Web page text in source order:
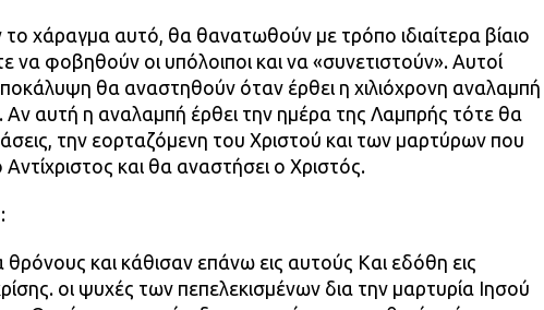
χάραγμα αυτό, θα θανατωθούν με τρόπο ιδιαίτερα βίαιο
να φοβηθούν οι υπόλοιποι και να «συνετιστούν». Αυτοί
θα αναστηθούν όταν έρθει η χιλιόχρονη αναλαμπή
Αν αυτή η αναλαμπή έρθει την ημέρα της Λαμπρής τότε θα
την εορταζόμενη του Χριστού και των μαρτύρων που
και θα αναστήσει ο Χριστός.
θρόνους και κάθισαν επάνω εις αυτούς Και εδόθη εις
οι ψυχές των πεπελεκισμένων δια την μαρτυρία Ιησού